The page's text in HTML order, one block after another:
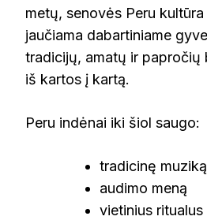
metų, senovės Peru
jaučiama dabartiniame
tradicijų, amatų ir papročių
iš kartos į kartą.
Peru indėnai iki šiol saugo:
tradicinę muziką
audimo meną
vietinius ritualus